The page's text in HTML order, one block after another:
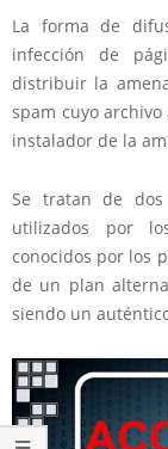
La forma de
infección de
distribuir la
spam cuyo
instalador de la
Se tratan de
utilizados por
conocidos por los
de un plan
siendo un